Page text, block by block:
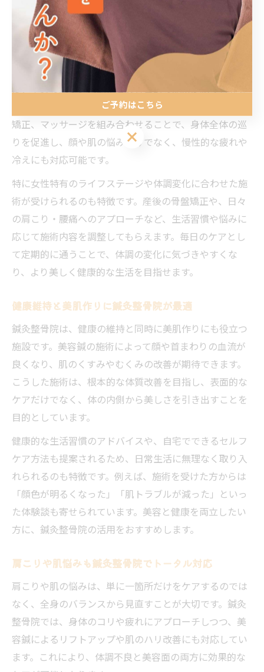
ください。
春町女性が選ぶ鍼灸整骨院の全身ケア法
博多区春町エリアで女性に選ばれている鍼灸整骨院で
は、全身のバランス調整と美容目的の施術が組み合わさ
れたメニューが充実しています。例えば、美容鍼と骨盤
矯正、マッサージを組み合わせることで、身体全体の巡
りを促進し、顔や肌の悩みだけでなく、慢性的な疲れや
冷えにも対応可能です。
特に女性特有のライフステージや体調変化に合わせた施
術が受けられるのも特徴です。産後の骨盤矯正や、日々
の肩こり・腰痛へのアプローチなど、生活習慣や悩みに
応じて施術内容を調整してもらえます。毎日のケアとし
て定期的に通うことで、体調の変化に気づきやすくな
り、より美しく健康的な生活を目指せます。
健康維持と美肌作りに鍼灸整骨院が最適
鍼灸整骨院は、健康の維持と同時に美肌作りにも役立つ
施設です。美容鍼の施術によって顔や首まわりの血流が
良くなり、肌のくすみやむくみの改善が期待できます。
こうした施術は、根本的な体質改善を目指し、表面的な
ケアだけでなく、体の内側から美しさを引き出すことを
目的としています。
健康的な生活習慣のアドバイスや、自宅でできるセルフ
ケア方法も提案されるため、日常生活に無理なく取り入
れられるのも特徴です。例えば、施術を受けた方からは
「顔色が明るくなった」「肌トラブルが減った」といっ
た体験談も寄せられています。美容と健康を両立したい
方に、鍼灸整骨院の活用をおすすめします。
肩こりや肌悩みも鍼灸整骨院でトータル対応
肩こりや肌の悩みは、単に一箇所だけをケアするのでは
なく、全身のバランスから見直すことが大切です。鍼灸
整骨院では、身体のコリや疲れにアプローチしつつ、美
容鍼によるリフトアップや肌のハリ改善にも対応してい
ます。これにより、体調不良と美容面の両方に効果的な
ご予約はこちら
ご予約はこちら